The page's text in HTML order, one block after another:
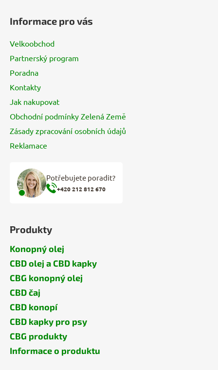
Informace pro vás
Velkoobchod
Partnerský program
Poradna
Kontakty
Jak nakupovat
Obchodní podmínky Zelená Země
Zásady zpracování osobních údajů
Reklamace
Potřebujete poradit?
+420 212 812 670
Produkty
Konopný olej
CBD olej a CBD kapky
CBG konopný olej
CBD čaj
CBD konopí
CBD kapky pro psy
CBG produkty
Informace o produktu